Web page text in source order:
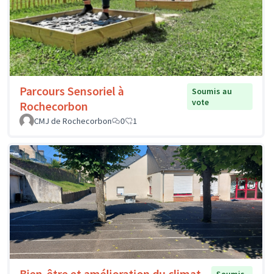
Parcours Sensoriel à
Rochecorbon
Soumis au
vote
CMJ de Rochecorbon
0 1